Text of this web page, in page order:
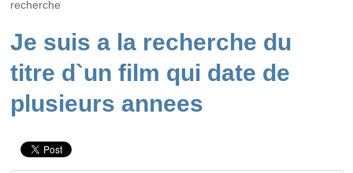
recherche
Je suis a la recherche du
titre d`un film qui date de
plusieurs annees